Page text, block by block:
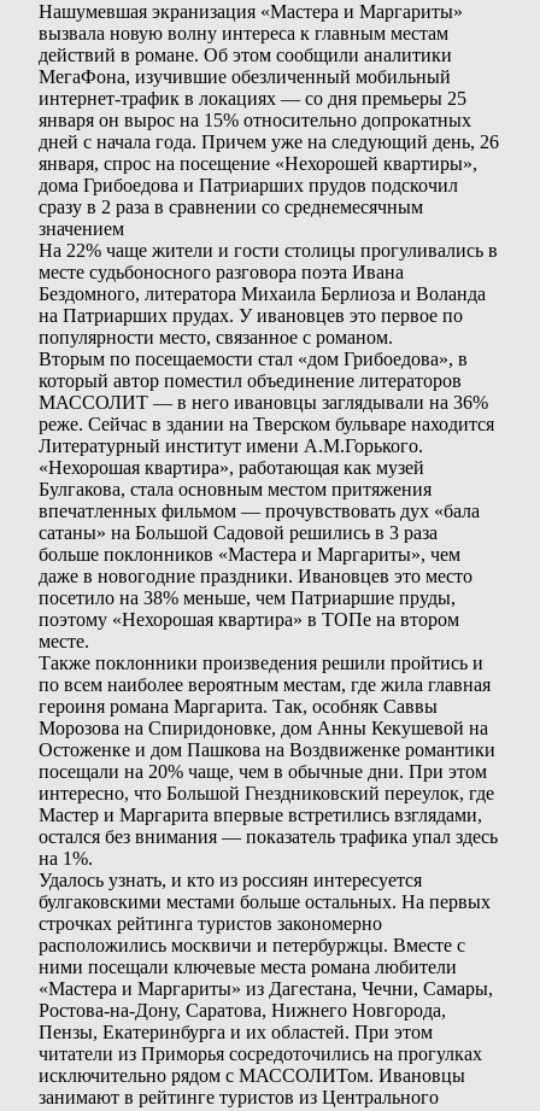
Нашумевшая экранизация «Мастера и Маргариты»
вызвала новую волну интереса к главным местам
действий в романе. Об этом сообщили аналитики
МегаФона, изучившие обезличенный мобильный
интернет-трафик в локациях — со дня премьеры 25
января он вырос на 15% относительно допрокатных
дней с начала года. Причем уже на следующий день, 26
января, спрос на посещение «Нехорошей квартиры»,
дома Грибоедова и Патриарших прудов подскочил
сразу в 2 раза в сравнении со среднемесячным
значением
На 22% чаще жители и гости столицы прогуливались в
месте судьбоносного разговора поэта Ивана
Бездомного, литератора Михаила Берлиоза и Воланда
на Патриарших прудах. У ивановцев это первое по
популярности место, связанное с романом.
Вторым по посещаемости стал «дом Грибоедова», в
который автор поместил объединение литераторов
МАССОЛИТ — в него ивановцы заглядывали на 36%
реже. Сейчас в здании на Тверском бульваре находится
Литературный институт имени А.М.Горького.
«Нехорошая квартира», работающая как музей
Булгакова, стала основным местом притяжения
впечатленных фильмом — прочувствовать дух «бала
сатаны» на Большой Садовой решились в 3 раза
больше поклонников «Мастера и Маргариты», чем
даже в новогодние праздники. Ивановцев это место
посетило на 38% меньше, чем Патриаршие пруды,
поэтому «Нехорошая квартира» в ТОПе на втором
месте.
Также поклонники произведения решили пройтись и
по всем наиболее вероятным местам, где жила главная
героиня романа Маргарита. Так, особняк Саввы
Морозова на Спиридоновке, дом Анны Кекушевой на
Остоженке и дом Пашкова на Воздвиженке романтики
посещали на 20% чаще, чем в обычные дни. При этом
интересно, что Большой Гнездниковский переулок, где
Мастер и Маргарита впервые встретились взглядами,
остался без внимания — показатель трафика упал здесь
на 1%.
Удалось узнать, и кто из россиян интересуется
булгаковскими местами больше остальных. На первых
строчках рейтинга туристов закономерно
расположились москвичи и петербуржцы. Вместе с
ними посещали ключевые места романа любители
«Мастера и Маргариты» из Дагестана, Чечни, Самары,
Ростова-на-Дону, Саратова, Нижнего Новгорода,
Пензы, Екатеринбурга и их областей. При этом
читатели из Приморья сосредоточились на прогулках
исключительно рядом с МАССОЛИТом. Ивановцы
занимают в рейтинге туристов из Центрального